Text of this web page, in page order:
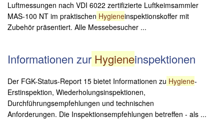
Luftmessungen nach VDI 6022 zertifizierte Luftkeimsammler
MAS-100 NT im praktischen Hygieneinspektionskoffer mit
Zubehör präsentiert. Alle Messebesucher ...
Informationen zur Hygieneinspektionen
Der FGK-Status-Report 15 bietet Informationen zu Hygiene-
Erstinspektion, Wiederholungsinspektionen,
Durchführungsempfehlungen und technischen
Anforderungen. Die Inspektionsempfehlungen betreffen - als ...